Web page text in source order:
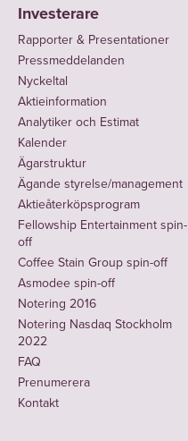
företag.
Pågående
uppdrag
av
relevans:
Müge
Bouillon
har
inga
andra
relevanta
uppdrag.
För
innehav
i
Embracer
Group
e
n
t
För
innehav
i
Embracer
Group,
vänligen
se
Ä
g
a
n
d
e
s
t
y
r
e
Group,
vänligen
se
Ä
g
a
n
d
e
s
t
y
r
e
l
s
e
/
Investerare
Rapporter & Presentationer
Pressmeddelanden
Nyckeltal
Aktieinformation
Analytiker och Estimat
Kalender
Ägarstruktur
Ägande styrelse/management
Aktieåterköpsprogram
Fellowship Entertainment spin-
off
Coffee Stain Group spin-off
Asmodee spin-off
Notering 2016
Notering Nasdaq Stockholm
2022
FAQ
Prenumerera
Kontakt